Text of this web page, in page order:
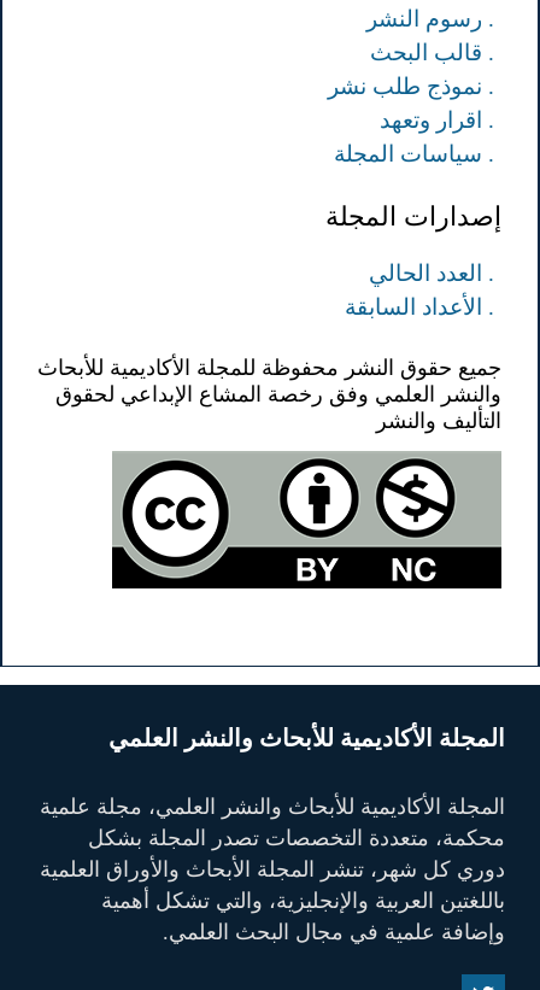
. رسوم النشر
. قالب البحث
. نموذج طلب نشر
. اقرار وتعهد
. سياسات المجلة
إصدارات المجلة
. العدد الحالي
. الأعداد السابقة
جميع حقوق النشر محفوظة للمجلة الأكاديمية للأبحاث
والنشر العلمي وفق رخصة المشاع الإبداعي لحقوق
التأليف والنشر
المجلة الأكاديمية للأبحاث والنشر العلمي
المجلة الأكاديمية للأبحاث والنشر العلمي، مجلة علمية
محكمة، متعددة التخصصات تصدر المجلة بشكل
دوري كل شهر، تنشر المجلة الأبحاث والأوراق العلمية
باللغتين العربية والإنجليزية، والتي تشكل أهمية
وإضافة علمية في مجال البحث العلمي.